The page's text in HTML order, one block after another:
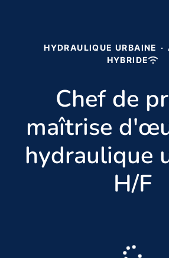
HYDRAULIQUE URBAINE ·
HYBRIDE
Chef de
maîtrise
hydraulique
H/F